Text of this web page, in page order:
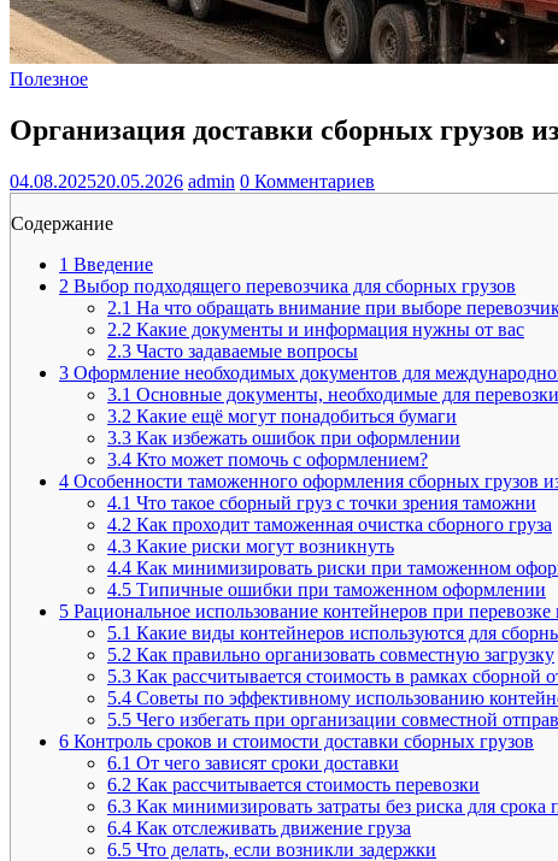
Полезное
Организация доставки сборных грузов
04.08.202520.05.2026 admin 0 Комментариев
Содержание
1 Введение
2 Выбор подходящего перевозчика для сборных грузов
2.1 На что обращать внимание при выборе
2.2 Какие документы и информация нужны от вас
2.3 Часто задаваемые вопросы
3 Оформление необходимых документов для
3.1 Основные документы, необходимые для перевозки
3.2 Какие ещё могут понадобиться бумаги
3.3 Как избежать ошибок при оформлении
3.4 Кто может помочь с оформлением?
4 Особенности таможенного оформления сборных грузов
4.1 Что такое сборный груз с точки зрения таможни
4.2 Как проходит таможенная очистка сборного груза
4.3 Какие риски могут возникнуть
4.4 Как минимизировать риски при таможенном
4.5 Типичные ошибки при таможенном оформлении
5 Рациональное использование контейнеров при перевозке
5.1 Какие виды контейнеров используются для
5.2 Как правильно организовать совместную загрузку
5.3 Как рассчитывается стоимость в рамках сборной
5.4 Советы по эффективному использованию
5.5 Чего избегать при организации совместной
6 Контроль сроков и стоимости доставки сборных грузов
6.1 От чего зависят сроки доставки
6.2 Как рассчитывается стоимость перевозки
6.3 Как минимизировать затраты без риска для срока
6.4 Как отслеживать движение груза
6.5 Что делать, если возникли задержки